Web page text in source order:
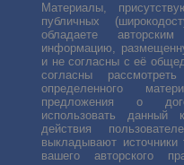
Материалы,
публичных
обладаете
информацию,
и не согласны с её
согласны
определенного
предложения о
использовать
действия
выкладывают
вашего авторского